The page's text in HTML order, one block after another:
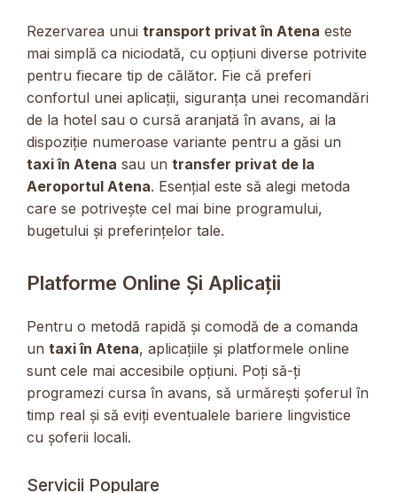
Rezervarea unui transport privat în Atena este
mai simplă ca niciodată, cu opțiuni diverse potrivite
pentru fiecare tip de călător. Fie că preferi
confortul unei aplicații, siguranța unei recomandări
de la hotel sau o cursă aranjată în avans, ai la
dispoziție numeroase variante pentru a găsi un
taxi în Atena sau un transfer privat de la
Aeroportul Atena. Esențial este să alegi metoda
care se potrivește cel mai bine programului,
bugetului și preferințelor tale.
Platforme Online Și Aplicații
Pentru o metodă rapidă și comodă de a comanda
un taxi în Atena, aplicațiile și platformele online
sunt cele mai accesibile opțiuni. Poți să-ți
programezi cursa în avans, să urmărești șoferul în
timp real și să eviți eventualele bariere lingvistice
cu șoferii locali.
Servicii Populare